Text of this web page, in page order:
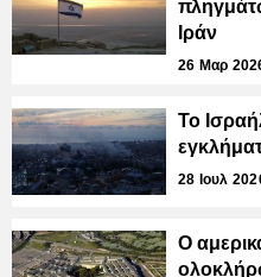
Ιράν
26 Μαρ
Το
28 Ιουλ
Ο